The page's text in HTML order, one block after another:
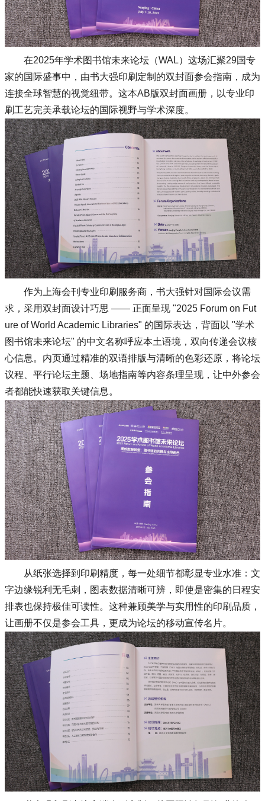
在2025年学术图书馆未来论坛（WAL）这场汇聚29国专
家的国际盛事中，由书大强印刷定制的双封面参会指南，成为
连接全球智慧的视觉纽带。这本AB版双封面画册，以专业印
刷工艺完美承载论坛的国际视野与学术深度。
作为上海会刊专业印刷服务商，书大强针对国际会议需
求，采用双封面设计巧思 —— 正面呈现 "2025 Forum on Fut
ure of World Academic Libraries" 的国际表达，背面以 "学术
图书馆未来论坛" 的中文名称呼应本土语境，双向传递会议核
心信息。内页通过精准的双语排版与清晰的色彩还原，将论坛
议程、平行论坛主题、场地指南等内容条理呈现，让中外参会
者都能快速获取关键信息。
从纸张选择到印刷精度，每一处细节都彰显专业水准：文
字边缘锐利无毛刺，图表数据清晰可辨，即使是密集的日程安
排表也保持极佳可读性。这种兼顾美学与实用性的印刷品质，
让画册不仅是参会工具，更成为论坛的移动宣传名片。